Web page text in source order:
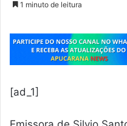
1 minuto de leitura
[ad_1]